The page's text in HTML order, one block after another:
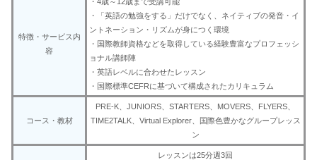
特徴・サービス内
容
・「英語の勉強をする」だけでなく、ネイティブの発音・イ
ントネーション・リズムが身につく環境
・国際教師資格などを取得している経験豊富なプロフェッシ
ョナル講師陣
・英語レベルに合わせたレッスン
・国際標準CEFRに基づいて構成されたカリキュラム
コース・教材
PRE-K、JUNIORS、STARTERS、MOVERS、FLYERS、
TIME2TALK、Virtual Explorer、国際色豊かなグループレッス
ン
レッスンは25分週3回